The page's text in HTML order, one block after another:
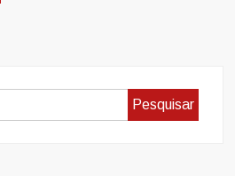
Pesquisar
por: